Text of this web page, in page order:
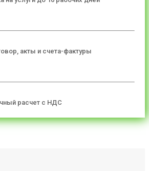
акты и счета-фактуры
расчет с НДС